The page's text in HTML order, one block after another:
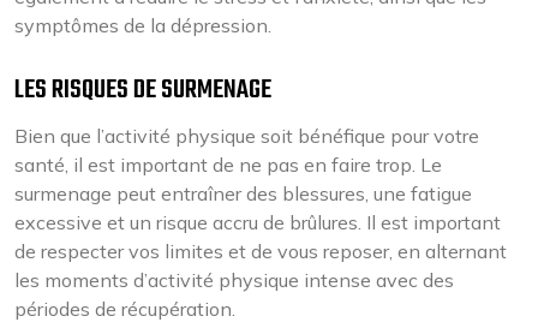
symptômes de la dépression.
LES RISQUES DE SURMENAGE
Bien que l’activité physique soit bénéfique pour votre
santé, il est important de ne pas en faire trop. Le
surmenage peut entraîner des blessures, une fatigue
excessive et un risque accru de brûlures. Il est important
de respecter vos limites et de vous reposer, en alternant
les moments d’activité physique intense avec des
périodes de récupération.